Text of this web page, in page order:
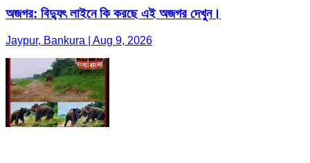
অজগর: বিদ্যুৎ লাইনে কি করছে এই অজগর দেখুন।
Jaypur, Bankura | Aug 9, 2026